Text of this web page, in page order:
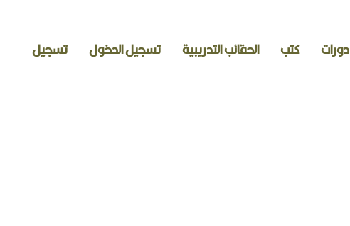
دورات كتب الحقائب التدريبية تسجيل الدخول تسجيل